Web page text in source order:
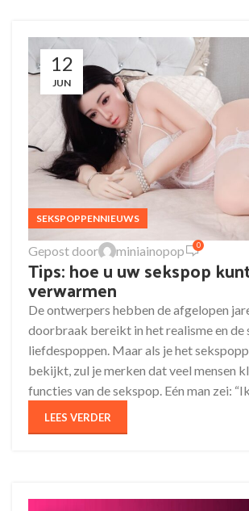
12
JUN
SEKSPOPPENNIEUWS
Gepost door miniainopop 0
Tips: hoe u uw sekspop
verwarmen
De ontwerpers hebben de afgelopen
doorbraak bereikt in het realisme en de
liefdespoppen. Maar als je het
bekijkt, zul je merken dat veel mensen
functies van de sekspop. Eén man zei:
LEES VERDER